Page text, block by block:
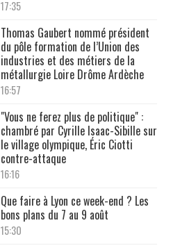
17:35
Thomas Gaubert nommé président
du pôle formation de l’Union des
industries et des métiers de la
métallurgie Loire Drôme Ardèche
16:57
"Vous ne ferez plus de politique" :
chambré par Cyrille Isaac-Sibille sur
le village olympique, Éric Ciotti
contre-attaque
16:16
Que faire à Lyon ce week-end ? Les
bons plans du 7 au 9 août
15:30